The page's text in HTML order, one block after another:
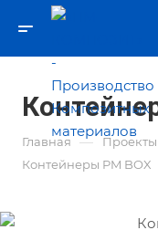
Главная — Проекты
Контейнеры PM BOX